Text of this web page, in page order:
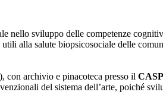
nello sviluppo delle competenze
alla salute biopsicosociale delle
con archivio e pinacoteca presso il
del sistema dell’arte, poiché